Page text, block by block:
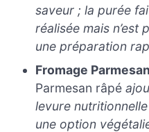
saveur ; la purée
réalisée mais n’est
une préparation
Fromage Parmesan
Parmesan râpé
levure
une option